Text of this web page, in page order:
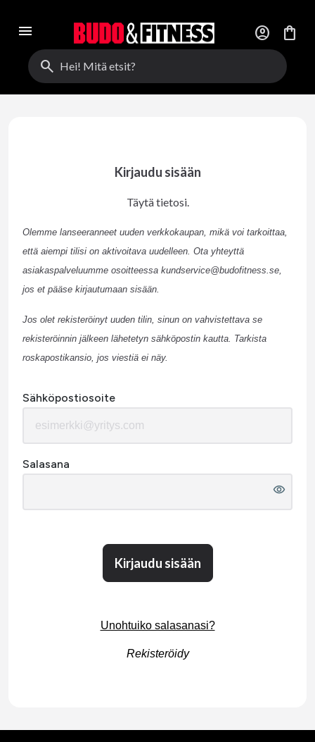
menu account_circle
shopping_bag
search
Kirjaudu sisään
Täytä tietosi.
Olemme lanseeranneet uuden verkkokaupan, mikä voi tarkoittaa,
että aiempi tilisi on aktivoitava uudelleen. Ota yhteyttä
asiakaspalveluumme osoitteessa kundservice@budofitness.se,
jos et pääse kirjautumaan sisään.
Jos olet rekisteröinyt uuden tilin, sinun on vahvistettava se
rekisteröinnin jälkeen lähetetyn sähköpostin kautta. Tarkista
roskapostikansio, jos viestiä ei näy.
Sähköpostiosoite
Salasana
Kirjaudu sisään
Unohtuiko salasanasi?
Rekisteröidy